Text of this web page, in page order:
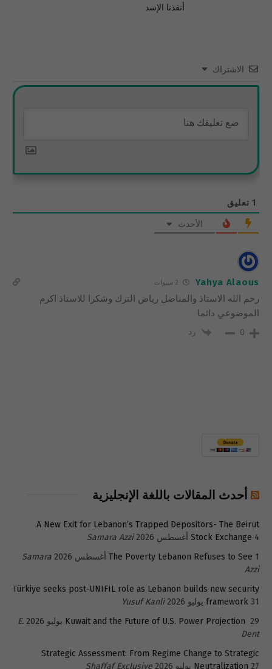
أنقذنا الإسد
الاشتراك
1 تعليق
الأحدث
Yahya Alaous
رحم الله الاستاذ والمناضل رياض الترك وشكرا للاستاذ اكرم
الموضوعي دائما
0 رد
أحدث المقالات باللغة الإنجليزية
A New Exit for Lebanon’s Trapped Depositors- The Beirut
Stock Exchange 4 أغسطس 2026
Samara Azzi
The Poverty Lebanon Refuses to See 1 أغسطس 2026
Samara
Azzi
Türkiye seeks post-UNIFIL role as Lebanon builds new security
framework 31 يوليو 2026
Yusuf Kanli
Kuwait and the Future of U.S. Power Projection 29 يوليو 2026
E.
Dent
Strategic Assessment: From Regime Change to Strategic
Neutralization 27 يوليو 2026 Shaffaf Exclusive